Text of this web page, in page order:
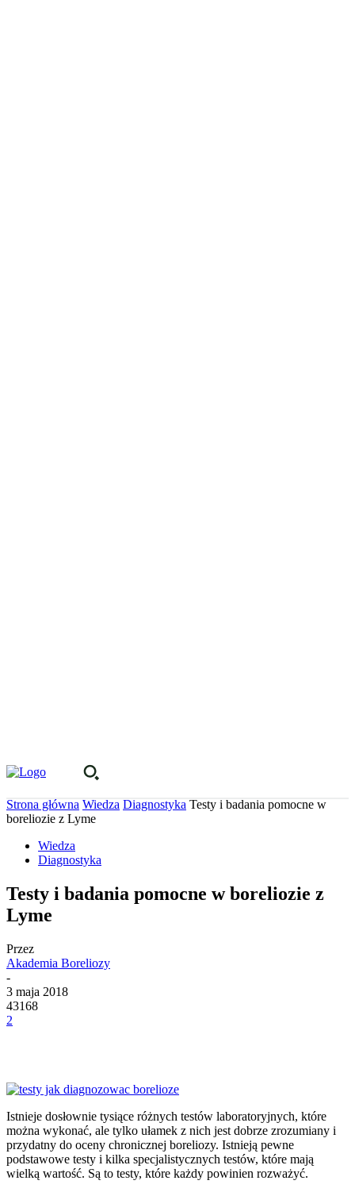
Strona główna Wiedza Diagnostyka Testy i badania pomocne w
boreliozie z Lyme
Wiedza
Diagnostyka
Testy i badania pomocne w boreliozie z
Lyme
Przez
Akademia Boreliozy
-
3 maja 2018
43168
2
Istnieje dosłownie tysiące różnych testów laboratoryjnych, które
można wykonać, ale tylko ułamek z nich jest dobrze zrozumiany i
przydatny do oceny chronicznej boreliozy. Istnieją pewne
podstawowe testy i kilka specjalistycznych testów, które mają
wielką wartość. Są to testy, które każdy powinien rozważyć.